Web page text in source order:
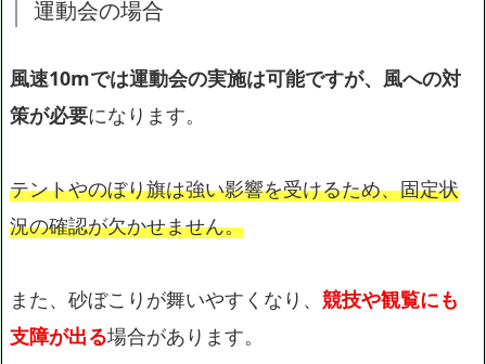
運動会の場合
風速10mでは運動会の実施は可能ですが、風への対
策が必要になります。
テントやのぼり旗は強い影響を受けるため、固定状
況の確認が欠かせません。
また、砂ぼこりが舞いやすくなり、 競技や観覧にも
支障が出る場合があります。